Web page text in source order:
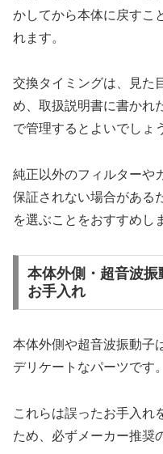
かしてから本体に戻すこ
れます。
交換タイミングは、見た
め、取扱説明書に書かれ
で管理するとよいでしょ
純正以外のフィルターや
保証されない場合がある
を選ぶことをおすすめし
本体外側・超音波
お手入れ
本体外側や超音波振動子
デリケートなパーツです。
これらは誤ったお手入れ
ため、必ずメーカー推奨